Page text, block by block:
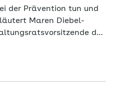
der Prävention tun und
Maren Diebel-
der